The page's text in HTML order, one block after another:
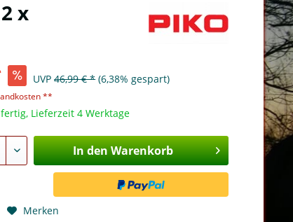
x
UVP46,99 € * (6,38% gespart)
**
Lieferzeit 4 Werktage
In den Warenkorb
Merken